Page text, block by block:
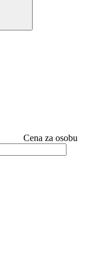
Cena za osobu